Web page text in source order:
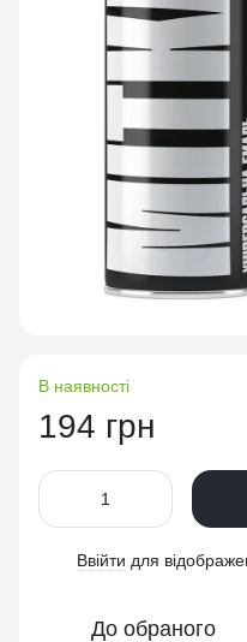
В наявності
194 грн
Ввійти для
До обраного